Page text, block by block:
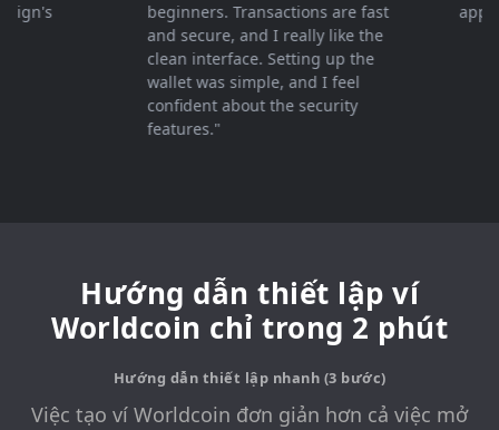
beginners. Transactions are fast
and secure, and I really like the
clean interface. Setting up the
wallet was simple, and I feel
confident about the security
features."
Hướng dẫn thiết lập ví
Worldcoin chỉ trong 2 phút
Hướng dẫn thiết lập nhanh (3 bước)
Việc tạo ví Worldcoin đơn giản hơn cả việc mở